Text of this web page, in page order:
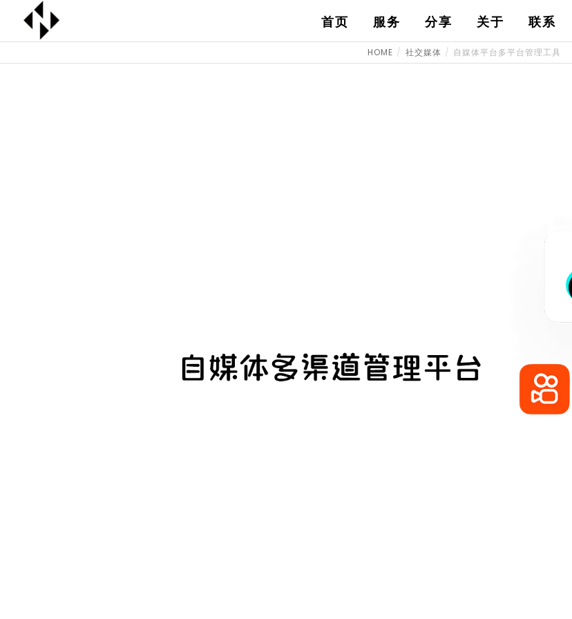
首页 服务 分享 关于 联系
HOME 社交媒体 自媒体平台多平台管理工具